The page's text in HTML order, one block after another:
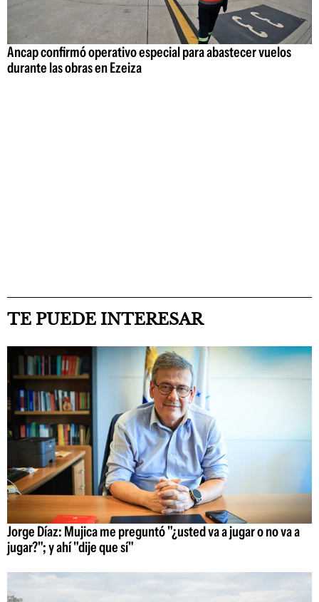
Ancap confirmó operativo especial para abastecer vuelos
durante las obras en Ezeiza
TE PUEDE INTERESAR
Jorge Díaz: Mujica me preguntó "¿usted va a jugar o no va a
jugar?"; y ahí "dije que sí"